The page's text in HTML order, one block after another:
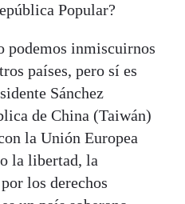
Popular?
podemos inmiscuirnos
países, pero sí es
Sánchez
de China (Taiwán)
la Unión Europea
la libertad, la
los derechos